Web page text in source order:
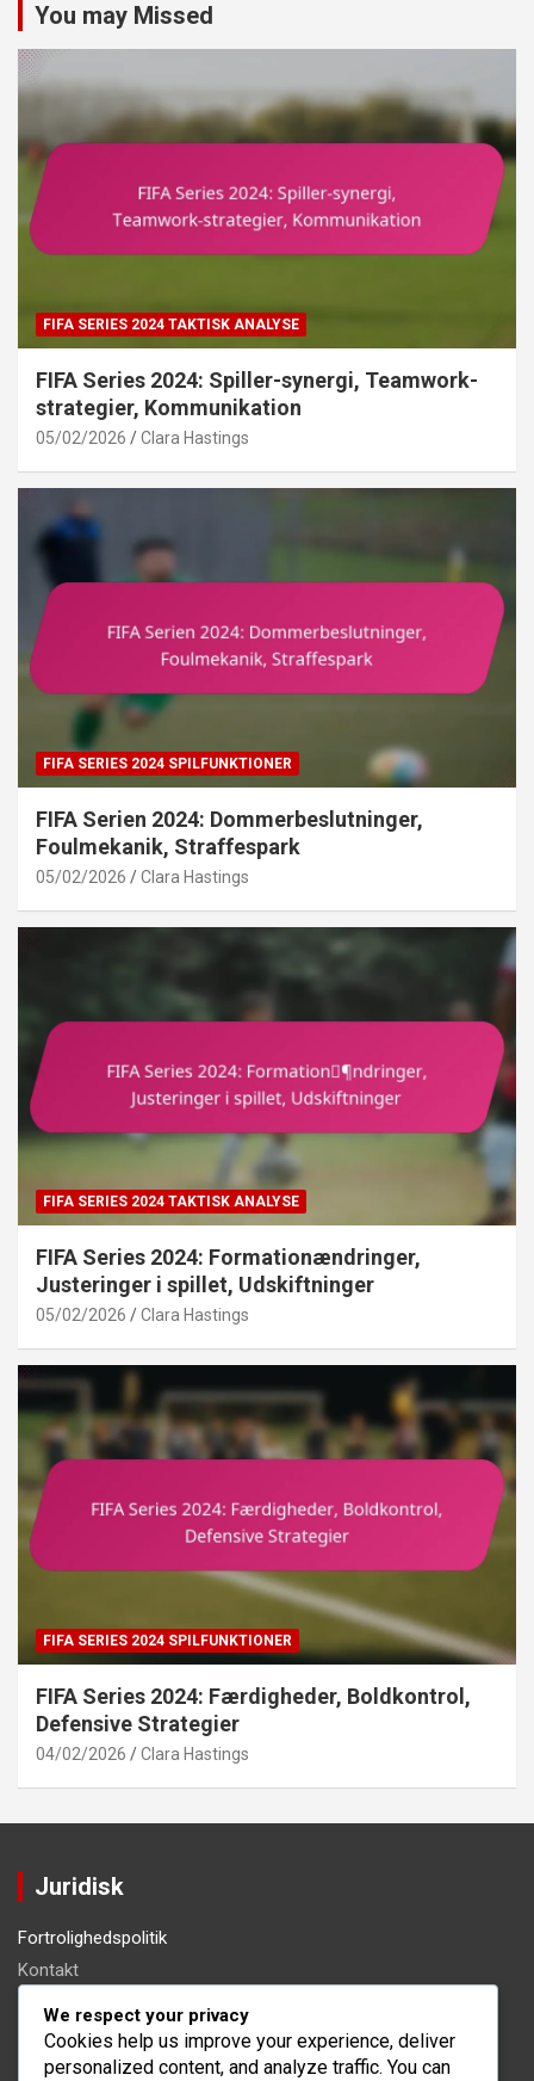
You may Missed
FIFA SERIES 2024 TAKTISK ANALYSE
FIFA Series 2024: Spiller-synergi, Teamwork-
strategier, Kommunikation
05/02/2026 Clara Hastings
FIFA SERIES 2024 SPILFUNKTIONER
FIFA Serien 2024: Dommerbeslutninger,
Foulmekanik, Straffespark
05/02/2026 Clara Hastings
FIFA SERIES 2024 TAKTISK ANALYSE
FIFA Series 2024: Formationændringer,
Justeringer i spillet, Udskiftninger
05/02/2026 Clara Hastings
FIFA SERIES 2024 SPILFUNKTIONER
FIFA Series 2024: Færdigheder, Boldkontrol,
Defensive Strategier
04/02/2026 Clara Hastings
Juridisk
Fortrolighedspolitik
Kontakt
Om os
Cookies og sporing
We respect your privacy
Cookies help us improve your experience, deliver
personalized content, and analyze traffic. You can